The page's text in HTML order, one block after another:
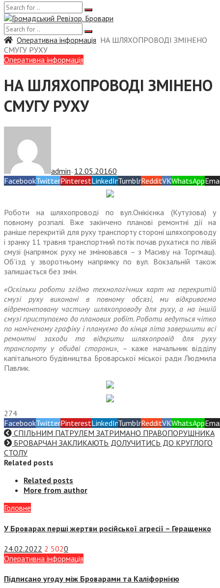
Оперативна інформація НА ШЛЯХОПРОВОДІ ЗМІНЕНО
СМУГУ РУХУ
Оперативна інформація
НА ШЛЯХОПРОВОДІ ЗМІНЕНО
СМУГУ РУХУ
admin — 12.05.20160
FacebookTwitterPinterestLinkedInTumblrRedditVKWhatsApp
Роботи на шляхопроводі по вул.Онікієнка (Кутузова) у
повному розпалі. Вже закінчено планові ремонтні дії на
раніше перекритій для руху транспорту стороні шляхопроводу
і зранку 11 травня транспортний потік почав рухатися по лівій
смузі (напрямок руху не змінювався – з Масиву на Торгмаш).
Об’їзд у зворотньому напрямку по вул. Вокзальній також
залишається без змін.
«Оскільки роботи згідно технологічних карт на перекритій
смузі руху виконані в повному обсязі, ми відкриваємо
відремонтовану частину шляхопроводу для руху, а на іншій
смузі приступаємо до планових робіт. Роботи ведуться чітко
по наміченому графіку і плануємо до кінця літа завершити всі
ремонтні заходи та відкрити шляхопровід для руху
транспорту у обидві сторони», – каже начальник відділу
капітального будівництва Броварської міської ради Людмила
Павлик.
274
FacebookTwitterPinterestLinkedInTumblrRedditVKWhatsApp
СПІЛЬНИМ ПАТРУЛЕМ ЗАТРИМАНО ПРАВОПОРУШНИКА
БРОВАРЧАН ЗАКЛИКАЮТЬ ДОЛУЧИТИСЬ ДО КРУГЛОГО
СТОЛУ
Related posts
Related posts
More from author
Головне
У Броварах перші жертви російської агресії – Геращенко
24.02.2022 2 5020
Оперативна інформація
Підписано угоду між Броварами та Каліфорнією